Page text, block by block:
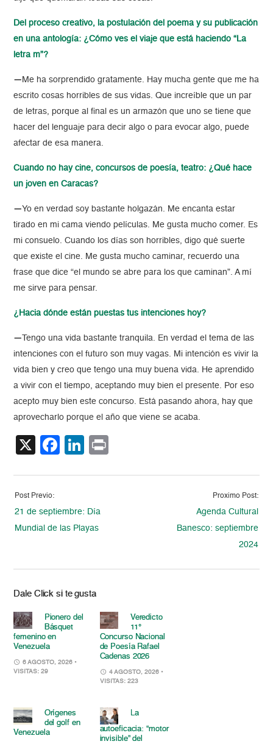
Del proceso creativo, la postulación del poema y su publicación
en una antología: ¿Cómo ves el viaje que está haciendo “La
letra m”?
— Me ha sorprendido gratamente. Hay mucha gente que me ha
escrito cosas horribles de sus vidas. Que increíble que un par
de letras, porque al final es un armazón que uno se tiene que
hacer del lenguaje para decir algo o para evocar algo, puede
afectar de esa manera.
Cuando no hay cine, concursos de poesía, teatro: ¿Qué hace
un joven en Caracas?
—Yo en verdad soy bastante holgazán. Me encanta estar
tirado en mi cama viendo películas. Me gusta mucho comer. Es
mi consuelo. Cuando los días son horribles, digo qué suerte
que existe el cine. Me gusta mucho caminar, recuerdo una
frase que dice “el mundo se abre para los que caminan”. A mí
me sirve para pensar.
¿Hacia dónde están puestas tus intenciones hoy?
—Tengo una vida bastante tranquila. En verdad el tema de las
intenciones con el futuro son muy vagas. Mi intención es vivir la
vida bien y creo que tengo una muy buena vida. He aprendido
a vivir con el tiempo, aceptando muy bien el presente. Por eso
acepto muy bien este concurso. Está pasando ahora, hay que
aprovecharlo porque el año que viene se acaba.
X Facebook
LinkedIn
Post Previo:
21 de septiembre: Día
Mundial de las Playas
Proximo Post:
Agenda Cultural
Banesco: septiembre
2024
Dale Click si te gusta
Pionero del
Básquet
femenino en
Venezuela
6 AGOSTO, 2026 •
VISITAS: 29
Veredicto
11°
Concurso Nacional
de Poesía Rafael
Cadenas 2026
4 AGOSTO, 2026 •
VISITAS: 223
Orígenes
del golf en
Venezuela
La
autoeficacia: “motor
invisible” del